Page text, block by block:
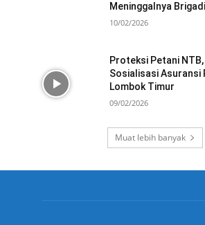
Meninggalnya
10/02/2026
Proteksi Petani NTB,
Sosialisasi Asuransi
Lombok Timur
09/02/2026
Muat lebih banyak